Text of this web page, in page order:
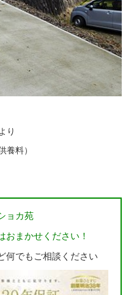
り
養料）
ョカ苑
おまかせください！
何でもご相談ください